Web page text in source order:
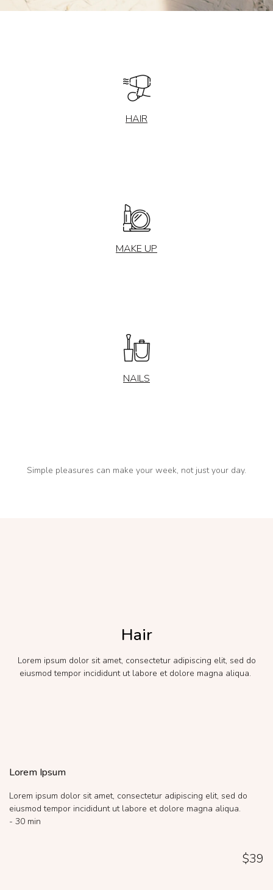
HAIR
MAKE UP
NAILS
Simple pleasures can make your week, not just your day.
Hair
Lorem ipsum dolor sit amet, consectetur adipiscing elit, sed do
eiusmod tempor incididunt ut labore et dolore magna aliqua.
Lorem Ipsum
Lorem ipsum dolor sit amet, consectetur adipiscing elit, sed do
eiusmod tempor incididunt ut labore et dolore magna aliqua.
- 30 min
$39